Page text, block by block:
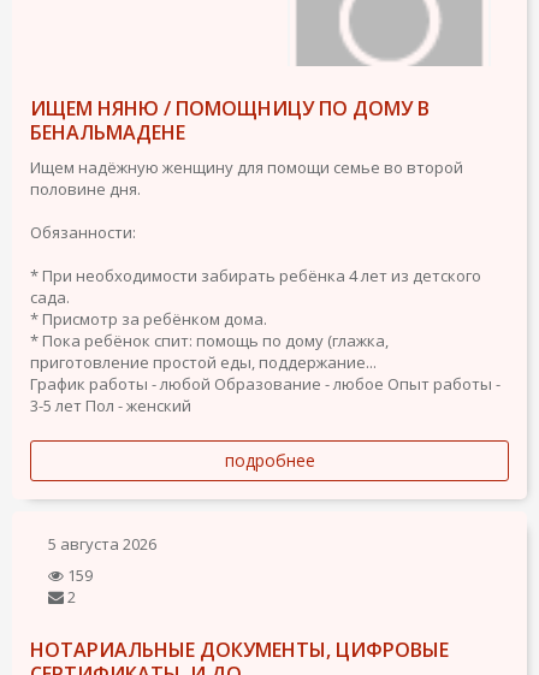
ИЩЕМ НЯНЮ / ПОМОЩНИЦУ ПО ДОМУ В
БЕНАЛЬМАДЕНЕ
Ищем надёжную женщину для помощи семье во второй
половине дня.
Обязанности:
* При необходимости забирать ребёнка 4 лет из детского
сада.
* Присмотр за ребёнком дома.
* Пока ребёнок спит: помощь по дому (глажка,
приготовление простой еды, поддержание...
График работы - любой Образование - любое Опыт работы -
3-5 лет Пол - женский
подробнее
5 августа 2026
159
2
НОТАРИАЛЬНЫЕ ДОКУМЕНТЫ, ЦИФРОВЫЕ